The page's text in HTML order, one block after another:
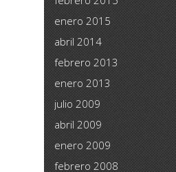
enero 2015
abril 2014
febrero 2013
enero 2013
julio 2009
abril 2009
enero 2009
febrero 2008